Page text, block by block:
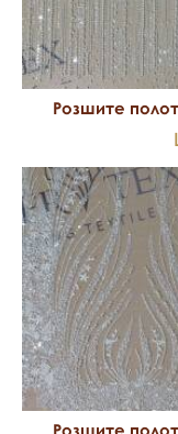
Розшите
Розшите